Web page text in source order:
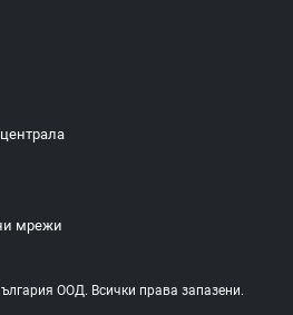
мрежи
ООД. Всички права запазени.